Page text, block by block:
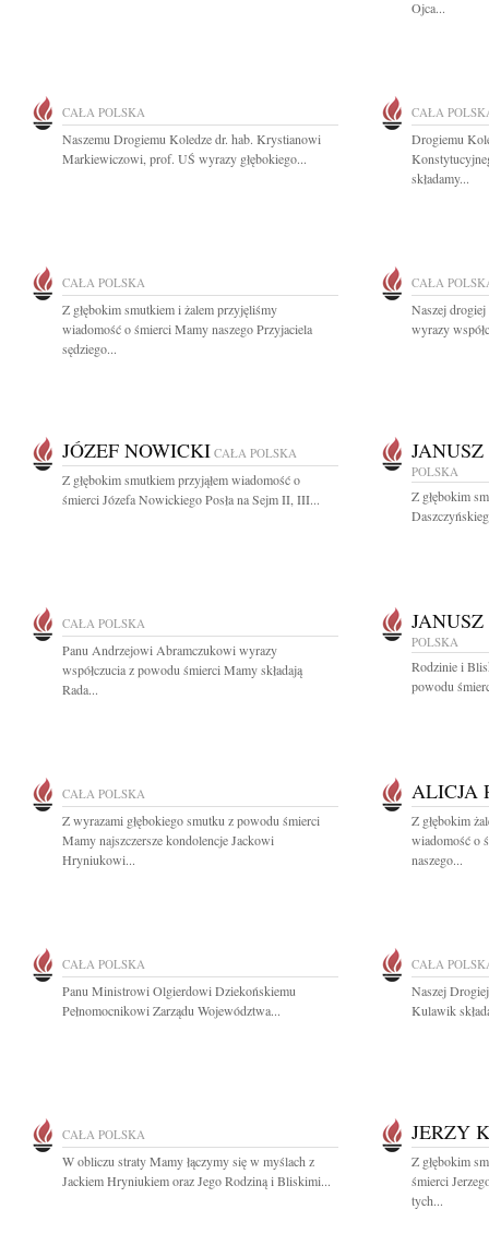
Ojca...
CAŁA POLSKA
Naszemu Drogiemu Koledze dr. hab. Krystianowi
Markiewiczowi, prof. UŚ wyrazy głębokiego...
CAŁA
Drogiemu
składamy...
CAŁA POLSKA
Z głębokim smutkiem i żalem przyjęliśmy
wiadomość o śmierci Mamy naszego Przyjaciela
sędziego...
CAŁA
Naszej
wyrazy
JÓZEF NOWICKI CAŁA POLSKA
Z głębokim smutkiem przyjąłem wiadomość o
śmierci Józefa Nowickiego Posła na Sejm II, III...
POLSKA
Z głębokim
CAŁA POLSKA
Panu Andrzejowi Abramczukowi wyrazy
współczucia z powodu śmierci Mamy składają
Rada...
POLSKA
Rodzinie i
powodu
CAŁA POLSKA
Z wyrazami głębokiego smutku z powodu śmierci
Mamy najszczersze kondolencje Jackowi
Hryniukowi...
ALICJA
Z głębokim
wiadomość o
naszego...
CAŁA POLSKA
Panu Ministrowi Olgierdowi Dziekońskiemu
Pełnomocnikowi Zarządu Województwa...
CAŁA
Naszej
Kulawik
CAŁA POLSKA
W obliczu straty Mamy łączymy się w myślach z
Jackiem Hryniukiem oraz Jego Rodziną i Bliskimi...
JERZY
Z głębokim
śmierci
tych...